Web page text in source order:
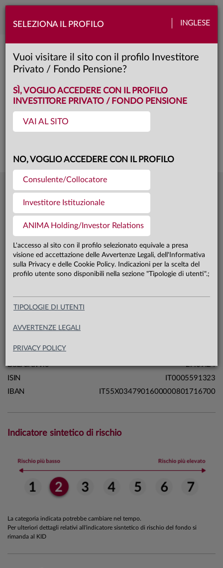
SELEZIONA IL PROFILO INGLESE
Vuoi visitare il sito con il profilo Investitore
Privato / Fondo Pensione?
SÌ, VOGLIO ACCEDERE CON IL PROFILO
INVESTITORE PRIVATO / FONDO PENSIONE
VAI AL SITO
NO, VOGLIO ACCEDERE CON IL PROFILO
Consulente/Collocatore
Investitore Istituzionale
ANIMA Holding/Investor Relations
L'accesso al sito con il profilo selezionato equivale a presa
visione ed accettazione delle Avvertenze Legali, dell'Informativa
sulla Privacy e delle Cookie Policy. Indicazioni per la scelta del
profilo utente sono disponibili nella sezione "Tipologie di utenti".;
TIPOLOGIE DI UTENTI
AVVERTENZE LEGALI
PRIVACY POLICY
Toggle
Anima Cedola Più 2027 V
Classe: C
Questa è una comunicazione di marketing. Si prega di consultare il prospetto e
Ultima quota
31.07.26
Patrimonio fondo 31.07.26
Patrimonio classe C 31.07.26
Carta di identità
Linea
Soluzioni
Sistema
Macrocategoria
Domicilio
Data di avvio
27.09.24
ISIN
IT0005591323
IBAN
IT55X0347901600000801716700
Indicatore sintetico di rischio
La categoria indicata potrebbe cambiare nel tempo.
Per ulteriori dettagli relativi all'indicatore sisntetico di rischio del fondo si
rimanda al KID